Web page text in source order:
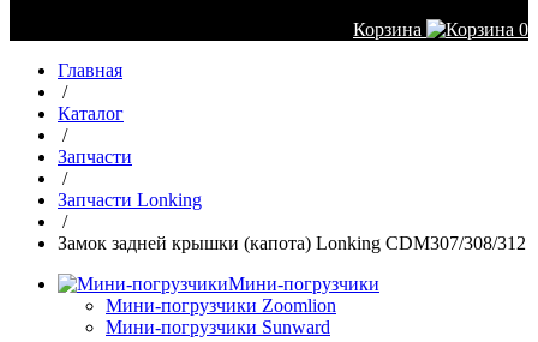
Корзина
0
Главная
/
Каталог
/
Запчасти
/
Запчасти Lonking
/
Замок задней крышки (капота) Lonking CDM307/308/312
Мини-погрузчики
Мини-погрузчики Zoomlion
Мини-погрузчики Sunward